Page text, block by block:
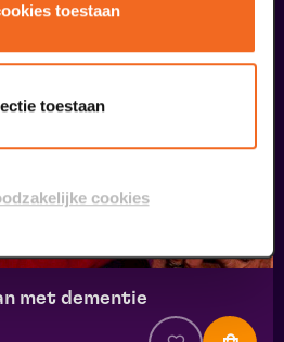
toestaan
toestaan
cookies
met dementie